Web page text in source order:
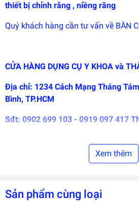
thiết bị chỉnh răng , niềng răng
Quý khách hàng cần tư vấn về BÀN
CỬA HÀNG DỤNG CỤ Y KHOA và
Địa chỉ: 1234 Cách Mạng Tháng
Bình, TP.HCM
Sđt: 0902 699 103 - 0919 097 417
Xem thêm
Sản phẩm cùng loại